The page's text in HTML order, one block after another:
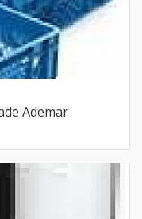
Ademar